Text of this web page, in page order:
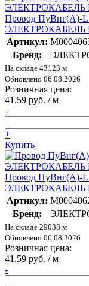
Провод ПуВнг(А)-
ЭЛЕКТРОКАБЕЛЬ
Артикул:
Бренд:
На складе 43123 м
Обновлено 06.08.2026
Розничная цена:
41.59 руб. / м
-
+
Купить
Провод ПуВнг(А)-
ЭЛЕКТРОКАБЕЛЬ
Артикул:
Бренд:
На складе 29038 м
Обновлено 06.08.2026
Розничная цена:
41.59 руб. / м
-